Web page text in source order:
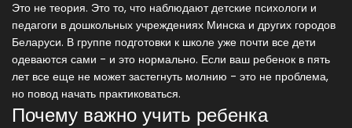
Это не теория. Это то, что наблюдают детские психологи и
педагоги в дошкольных учреждениях Минска и других городов
Беларуси. В группе подготовки к школе уже почти все дети
одеваются сами - и это нормально. Если ваш ребенок в пять
лет все еще не может застегнуть молнию - это не проблема,
но повод начать практиковаться.
Почему важно учить ребенка